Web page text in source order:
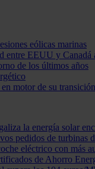
eólicas marinas
entre EEUU y Canadá
de los últimos años
motor de su
la energía solar
pedidos de turbinas
eléctrico con más
de Ahorro